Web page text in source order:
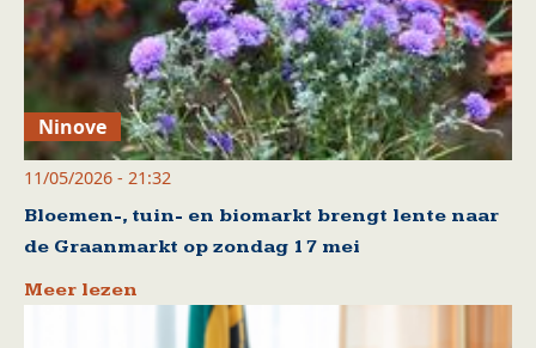
Ninove
11/05/2026 - 21:32
Bloemen-, tuin- en biomarkt brengt lente naar
de Graanmarkt op zondag 17 mei
Meer lezen